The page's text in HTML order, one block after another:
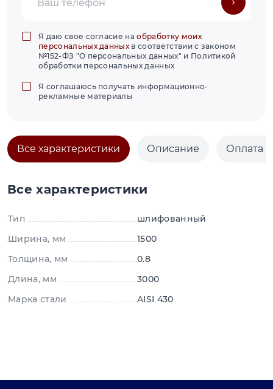
Я даю свое согласие наобработку моих
персональных данныхв соответствии с законом
№152-ФЗ "О персональных данных" и Политикой
обработки персональных данных
Я соглашаюсь получать информационно-
рекламные материалы
Все характеристики Описание Оплата
Все характеристики
Тип
шлифованный
Ширина, мм
1500
Толщина, мм
0.8
Длина, мм
3000
Марка стали
AISI 430